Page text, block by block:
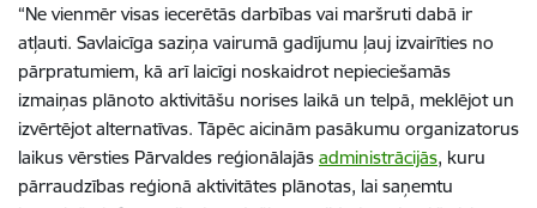
“Ne vienmēr visas iecerētās darbības vai maršruti dabā ir
atļauti. Savlaicīga saziņa vairumā gadījumu ļauj izvairīties no
pārpratumiem, kā arī laicīgi noskaidrot nepieciešamās
izmaiņas plānoto aktivitāšu norises laikā un telpā, meklējot un
izvērtējot alternatīvas. Tāpēc aicinām pasākumu organizatorus
laikus vērsties Pārvaldes reģionālajās administrācijās, kuru
pārraudzības reģionā aktivitātes plānotas, lai saņemtu